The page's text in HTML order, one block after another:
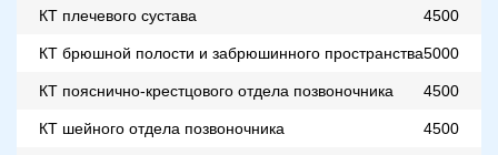
КТ плечевого сустава 4500
КТ брюшной полости и забрюшинного пространства5000
КТ пояснично-крестцового отдела позвоночника 4500
КТ шейного отдела позвоночника 4500